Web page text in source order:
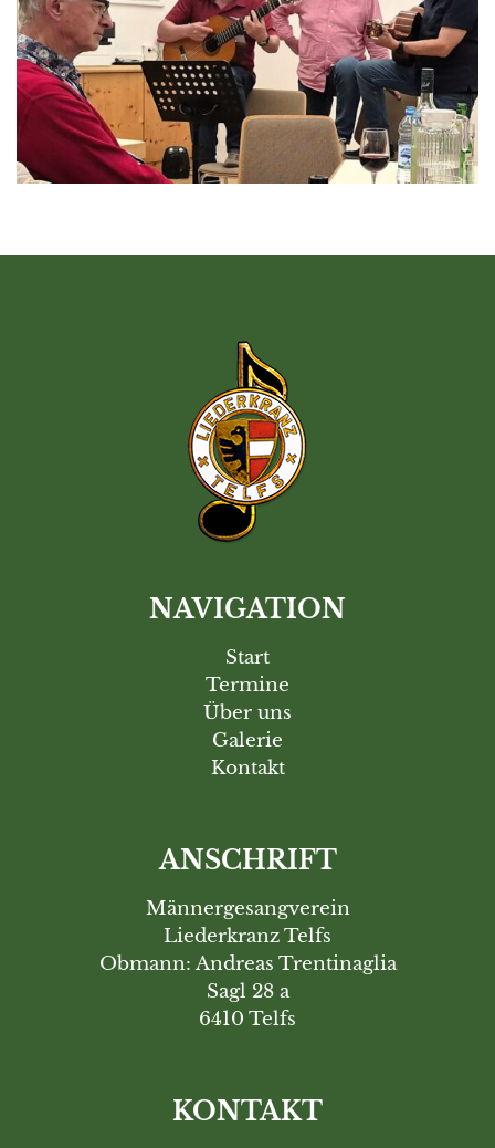
NAVIGATION
Start
Termine
Über uns
Galerie
Kontakt
ANSCHRIFT
Männergesangverein
Liederkranz Telfs
Obmann: Andreas Trentinaglia
Sagl 28 a
6410 Telfs
KONTAKT